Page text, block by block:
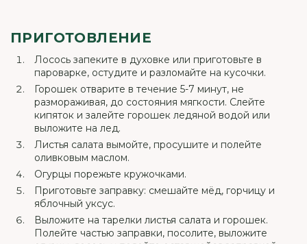
ПРИГОТОВЛЕНИЕ
Лосось запеките в духовке или приготовьте в
пароварке, остудите и разломайте на кусочки.
Горошек отварите в течение 5-7 минут, не
размораживая, до состояния мягкости. Слейте
кипяток и залейте горошек ледяной водой или
выложите на лед.
Листья салата вымойте, просушите и полейте
оливковым маслом.
Огурцы порежьте кружочками.
Приготовьте заправку: смешайте мёд, горчицу и
яблочный уксус.
Выложите на тарелки листья салата и горошек.
Полейте частью заправки, посолите, выложите